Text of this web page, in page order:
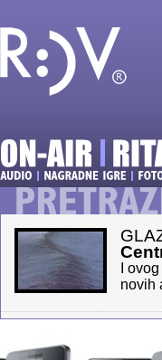
I
novih